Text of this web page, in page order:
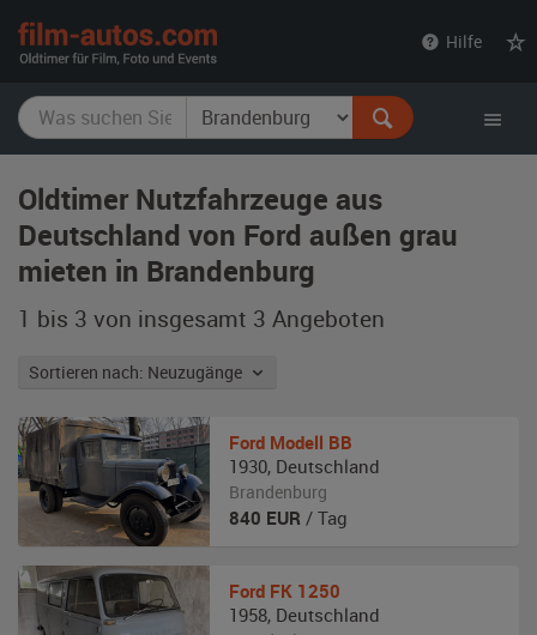
Hilfe
Oldtimer Nutzfahrzeuge aus
Deutschland von Ford außen grau
mieten in Brandenburg
1 bis 3 von insgesamt 3 Angeboten
Sortieren nach: Neuzugänge
Ford Modell BB
1930, Deutschland
Brandenburg
840 EUR / Tag
Ford FK 1250
1958, Deutschland